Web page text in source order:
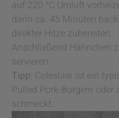
auf 220 °C Umluft
darin ca. 45 Minuten
direkter Hitze zubereiten.
Anschließend Hähnchen
servieren.
Tipp: Coleslaw ist ein
Pulled Pork-Burgern oder
schmeckt.